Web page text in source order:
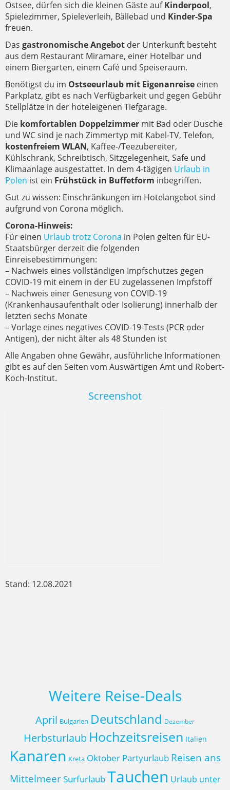
Ostsee, dürfen sich die kleinen Gäste aufKinderpool,
Spielezimmer, Spieleverleih, Bällebad und Kinder-Spa
freuen.
Das gastronomische Angebot der Unterkunft besteht
aus dem Restaurant Miramare, einer Hotelbar und
einem Biergarten, einem Café und Speiseraum.
Benötigst du im Ostseeurlaub mit Eigenanreise einen
Parkplatz, gibt es nach Verfügbarkeit und gegen Gebühr
Stellplätze in der hoteleigenen Tiefgarage.
Die komfortablen Doppelzimmer mit Bad oder Dusche
und WC sind je nach Zimmertyp mit Kabel-TV, Telefon,
kostenfreiem WLAN, Kaffee-/Teezubereiter,
Kühlschrank, Schreibtisch, Sitzgelegenheit, Safe und
Klimaanlage ausgestattet. In dem 4-tägigen Urlaub in
Polen ist ein Frühstück in Buffetform inbegriffen.
Gut zu wissen: Einschränkungen im Hotelangebot sind
aufgrund von Corona möglich.
Corona-Hinweis:
Für einen Urlaub trotz Corona in Polen gelten für EU-
Staatsbürger derzeit die folgenden
Einreisebestimmungen:
– Nachweis eines vollständigen Impfschutzes gegen
COVID-19 mit einem in der EU zugelassenen Impfstoff
– Nachweis einer Genesung von COVID-19
(Krankenhausaufenthalt oder Isolierung) innerhalb der
letzten sechs Monate
– Vorlage eines negatives COVID-19-Tests (PCR oder
Antigen), der nicht älter als 48 Stunden ist
Alle Angaben ohne Gewähr, ausführliche Informationen
gibt es auf den Seiten vom Auswärtigen Amt und Robert-
Koch-Institut.
Screenshot
Stand: 12.08.2021
Weitere Reise-Deals
April Bulgarien Deutschland Dezember
Herbsturlaub Hochzeitsreisen Italien
Kanaren Kreta Oktober Partyurlaub Reisen ans
MittelmeerSurfurlaubTauchen Urlaub unter